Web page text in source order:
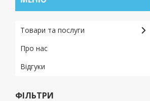
Товари та послуги
Про нас
Відгуки
ФІЛЬТРИ